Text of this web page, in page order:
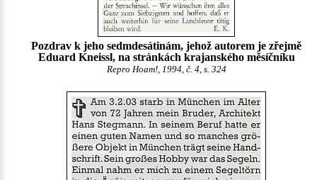
Pozdrav k jeho sedmdesátinám, jehož autorem je zřejmě
Eduard Kneissl, na stránkách krajanského měsíčníku
Repro Hoam!, 1994, č. 4, s. 324